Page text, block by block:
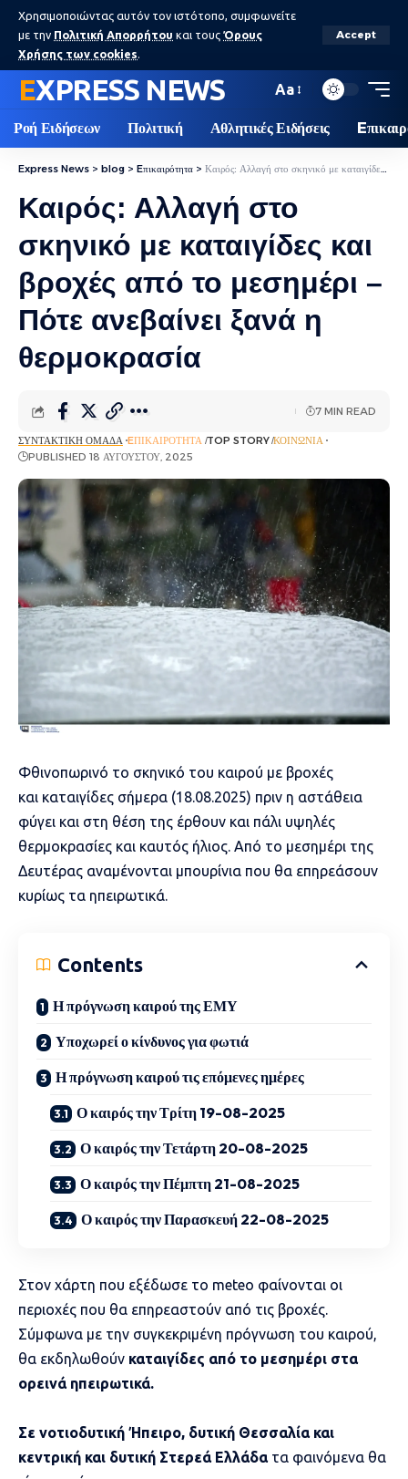
Χρησιμοποιώντας αυτόν τον ιστότοπο, συμφωνείτε
με την Πολιτική Απορρήτου και τους Όρους
Χρήσης των cookies.
Accept
EXPRESS NEWS Aa
Ροή Ειδήσεων Πολιτική Αθλητικές Ειδήσεις
Express News > blog > Eπικαιρότητα > Καιρός: Αλλαγή στο σκηνικό με καταιγίδες και βροχές από το μεσημέρι – Πότε ανεβαίνει ξανά η θερμοκρασία
Καιρός: Αλλαγή στο
σκηνικό με καταιγίδες και
βροχές από το μεσημέρι –
Πότε ανεβαίνει ξανά η
θερμοκρασία
ΣΥΝΤΑΚΤΙΚΉ ΟΜΆΔΑ EΠΙΚΑΙΡΌΤΗΤΑ TOP STORY ΚΟΙΝΩΝΊΑ
PUBLISHED 18 ΑΥΓΟΎΣΤΟΥ, 2025
7 MIN READ
Φθινοπωρινό το σκηνικό του καιρού με βροχές
και καταιγίδες σήμερα (18.08.2025) πριν η αστάθεια
φύγει και στη θέση της έρθουν και πάλι υψηλές
θερμοκρασίες και καυτός ήλιος. Από το μεσημέρι της
Δευτέρας αναμένονται μπουρίνια που θα επηρεάσουν
κυρίως τα ηπειρωτικά.
Contents
Η πρόγνωση καιρού της ΕΜΥ
Υποχωρεί ο κίνδυνος για φωτιά
Η πρόγνωση καιρού τις επόμενες ημέρες
Ο καιρός την Τρίτη 19-08-2025
Ο καιρός την Τετάρτη 20-08-2025
Ο καιρός την Πέμπτη 21-08-2025
Ο καιρός την Παρασκευή 22-08-2025
Στον χάρτη που εξέδωσε το meteo φαίνονται οι
περιοχές που θα επηρεαστούν από τις βροχές.
Σύμφωνα με την συγκεκριμένη πρόγνωση του καιρού,
θα εκδηλωθούν καταιγίδες από το μεσημέρι στα
ορεινά ηπειρωτικά.
Σε νοτιοδυτική Ήπειρο, δυτική Θεσσαλία και
κεντρική και δυτική Στερεά Ελλάδατα φαινόμενα θα